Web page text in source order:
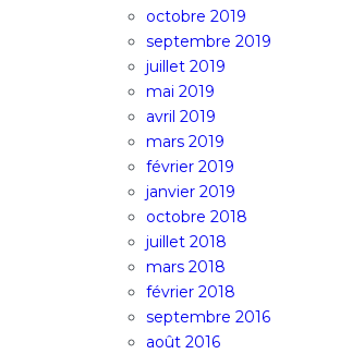
octobre 2019
septembre 2019
juillet 2019
mai 2019
avril 2019
mars 2019
février 2019
janvier 2019
octobre 2018
juillet 2018
mars 2018
février 2018
septembre 2016
août 2016